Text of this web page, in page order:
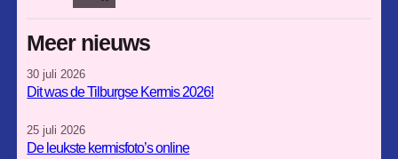
n
s
t
g
a
e
o
k
Meer nieuws
30 juli 2026
Dit was de Tilburgse Kermis 2026!
25 juli 2026
De leukste kermisfoto’s online